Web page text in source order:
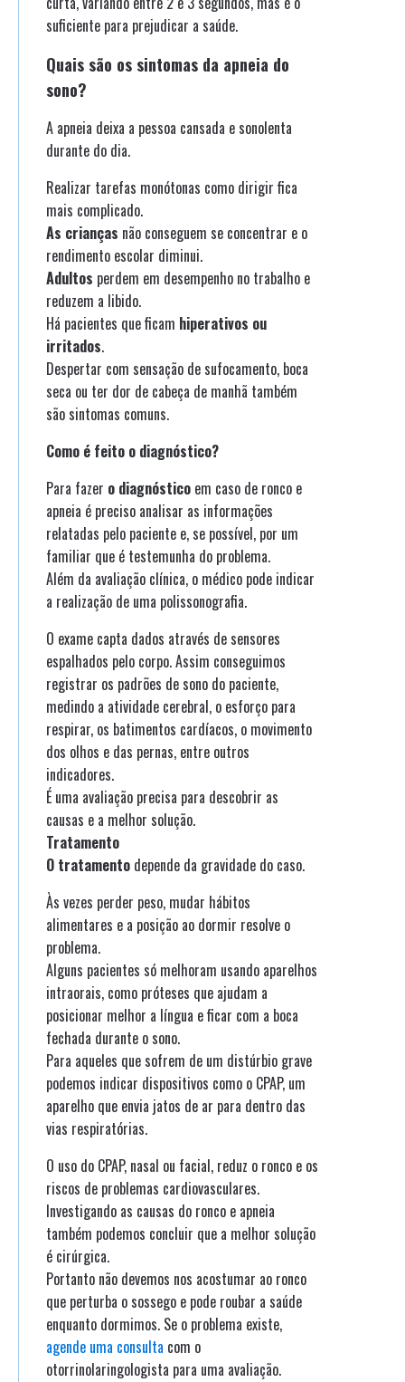
suficiente para prejudicar a saúde.
Quais são os sintomas da apneia do
sono?
A apneia deixa a pessoa cansada e sonolenta
durante do dia.
Realizar tarefas monótonas como dirigir fica
mais complicado.
As crianças não conseguem se concentrar e o
rendimento escolar diminui.
Adultos perdem em desempenho no trabalho e
reduzem a libido.
Há pacientes que ficam hiperativos ou
irritados.
Despertar com sensação de sufocamento, boca
seca ou ter dor de cabeça de manhã também
são sintomas comuns.
Como é feito o diagnóstico?
Para fazer o diagnóstico em caso de ronco e
apneia é preciso analisar as informações
relatadas pelo paciente e, se possível, por um
familiar que é testemunha do problema.
Além da avaliação clínica, o médico pode indicar
a realização de uma polissonografia.
O exame capta dados através de sensores
espalhados pelo corpo. Assim conseguimos
registrar os padrões de sono do paciente,
medindo a atividade cerebral, o esforço para
respirar, os batimentos cardíacos, o movimento
dos olhos e das pernas, entre outros
indicadores.
É uma avaliação precisa para descobrir as
causas e a melhor solução.
Tratamento
O tratamento depende da gravidade do caso.
Às vezes perder peso, mudar hábitos
alimentares e a posição ao dormir resolve o
problema.
Alguns pacientes só melhoram usando aparelhos
intraorais, como próteses que ajudam a
posicionar melhor a língua e ficar com a boca
fechada durante o sono.
Para aqueles que sofrem de um distúrbio grave
podemos indicar dispositivos como o CPAP, um
aparelho que envia jatos de ar para dentro das
vias respiratórias.
O uso do CPAP, nasal ou facial, reduz o ronco e os
riscos de problemas cardiovasculares.
Investigando as causas do ronco e apneia
também podemos concluir que a melhor solução
é cirúrgica.
Portanto não devemos nos acostumar ao ronco
que perturba o sossego e pode roubar a saúde
enquanto dormimos. Se o problema existe,
agende uma consulta com o
otorrinolaringologista para uma avaliação.